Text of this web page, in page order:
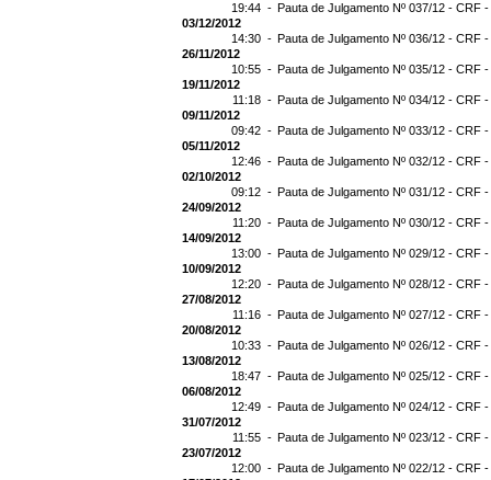
19:44 - Pauta de Julgamento Nº 037/12 - CRF
03/12/2012
14:30 - Pauta de Julgamento Nº 036/12 - CRF
26/11/2012
10:55 - Pauta de Julgamento Nº 035/12 - CRF
19/11/2012
11:18 - Pauta de Julgamento Nº 034/12 - CRF
09/11/2012
09:42 - Pauta de Julgamento Nº 033/12 - CRF
05/11/2012
12:46 - Pauta de Julgamento Nº 032/12 - CRF
02/10/2012
09:12 - Pauta de Julgamento Nº 031/12 - CRF
24/09/2012
11:20 - Pauta de Julgamento Nº 030/12 - CRF
14/09/2012
13:00 - Pauta de Julgamento Nº 029/12 - CRF
10/09/2012
12:20 - Pauta de Julgamento Nº 028/12 - CRF
27/08/2012
11:16 - Pauta de Julgamento Nº 027/12 - CRF
20/08/2012
10:33 - Pauta de Julgamento Nº 026/12 - CRF
13/08/2012
18:47 - Pauta de Julgamento Nº 025/12 - CRF
06/08/2012
12:49 - Pauta de Julgamento Nº 024/12 - CRF
31/07/2012
11:55 - Pauta de Julgamento Nº 023/12 - CRF
23/07/2012
12:00 - Pauta de Julgamento Nº 022/12 - CRF